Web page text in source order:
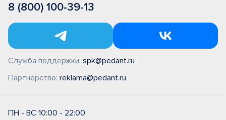
8 (800) 100-39-13
Служба поддержки: spk@pedant.ru
Партнерство: reklama@pedant.ru
ПН - ВС 10:00 - 22:00